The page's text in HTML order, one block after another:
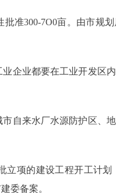
300-7O0亩。由市规
业都要在工业开发区
来水厂水源防护区、
项的建设工程开工计划
委备案。